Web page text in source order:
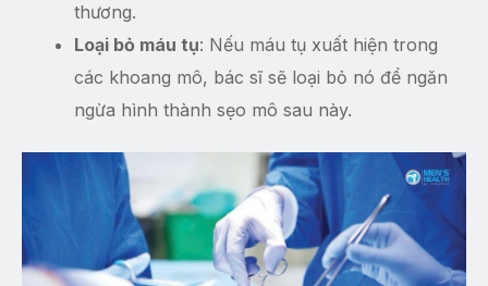
thương.
Loại bỏ máu tụ: Nếu máu tụ xuất hiện trong
các khoang mô, bác sĩ sẽ loại bỏ nó để ngăn
ngừa hình thành sẹo mô sau này.